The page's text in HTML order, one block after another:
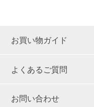
お買い物ガイド
よくあるご質問
お問い合わせ